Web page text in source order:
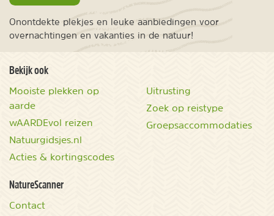
Onontdekte plekjes en leuke aanbiedingen voor
overnachtingen en vakanties in de natuur!
Bekijk ook
Mooiste plekken op
aarde
wAARDEvol reizen
Natuurgidsjes.nl
Acties & kortingscodes
Uitrusting
Zoek op reistype
Groepsaccommodaties
NatureScanner
Contact